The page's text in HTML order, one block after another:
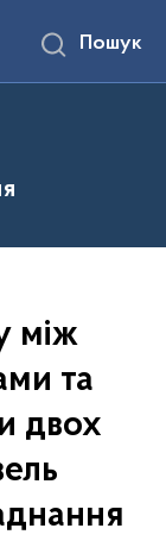
Пошук
між
та
двох